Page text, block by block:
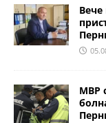
МВР